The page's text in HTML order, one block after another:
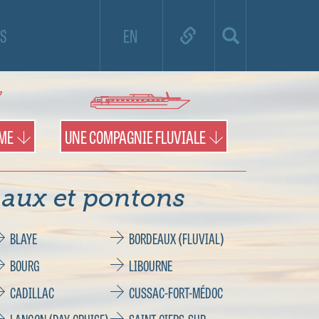
EN
de croisière et utilisez la carte pour
territoires et les pontons.
UNE COMPAGNIE FLUVIALE
et pontons
BLAYE
BORDEAUX (FLUVIAL)
BOURG
LIBOURNE
CADILLAC
CUSSAC-FORT-MÉDOC